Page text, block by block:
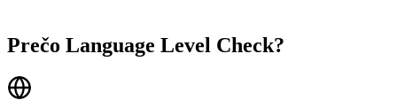
Prečo Language Level Check?